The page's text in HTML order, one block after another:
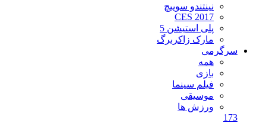
نینتندو سوییچ
CES 2017
پلی استیشن 5
مارک زاکربرگ
سرگرمی
همه
بازی
فیلم سینما
موسیقی
ورزش ها
173